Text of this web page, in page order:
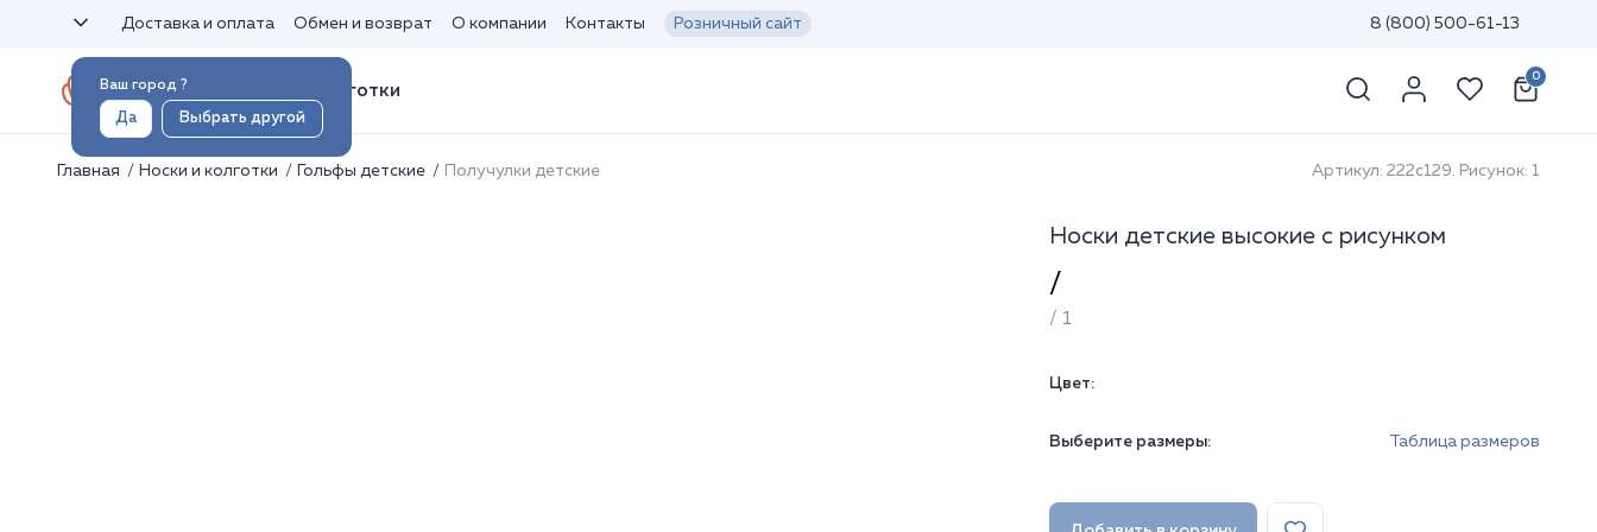
Ваш город ?
Да Выбрать другой
Доставка и оплата Обмен и возврат О компании Контакты Розничный сайт 8 (800) 500-61-13
Носки и колготки
0
Главная Носки и колготки Гольфы детские Получулки детские Артикул: 222с129. Рисунок: 1
Носки детские высокие с рисунком
/
/ 1
Цвет:
Выберите размеры: Таблица размеров